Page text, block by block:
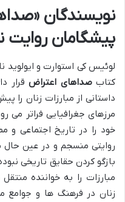
نویسندگان
پیشگامان روایت
لوئیس کی استوارت و
کتابصداهای اعتراض قرار
داستانی از مبارزات زنان را
مرزهای جغرافیایی فراتر
خود را در تاریخ اجتماعی و
روایتی منسجم و در عین حال
بازگو کردن حقایق تاریخی
مبارزات را به خواننده
زنان در فرهنگ ها و جوامع